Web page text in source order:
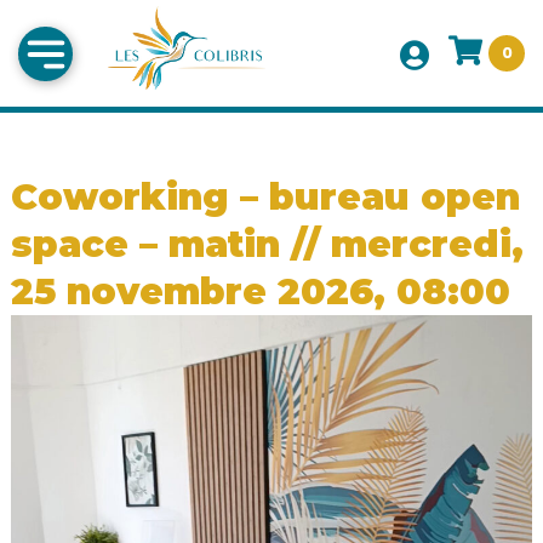
0
Coworking – bureau open
space – matin // mercredi,
25 novembre 2026, 08:00